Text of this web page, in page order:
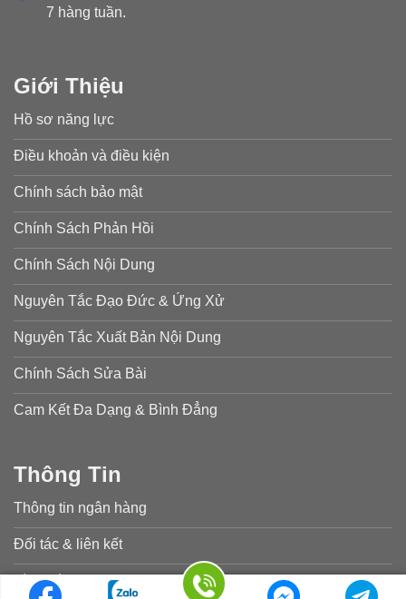
7 hàng tuần.
Giới Thiệu
Hồ sơ năng lực
Điều khoản và điều kiện
Chính sách bảo mật
Chính Sách Phản Hồi
Chính Sách Nội Dung
Nguyên Tắc Đạo Đức & Ứng Xử
Nguyên Tắc Xuất Bản Nội Dung
Chính Sách Sửa Bài
Cam Kết Đa Dạng & Bình Đẳng
Thông Tin
Thông tin ngân hàng
Đối tác & liên kết
Lời chứng thực